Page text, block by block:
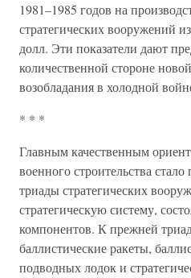
1981–1985 годов на
стратегических вооружений
долл. Эти показатели дают
количественной стороне
возобладания в холодной
* * *
Главным качественным
военного строительства
триады стратегических
стратегическую систему,
компонентов. К прежней
баллистические ракеты,
подводных лодок и